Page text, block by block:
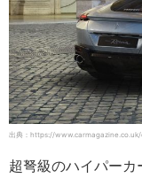
出典：https://
超弩級のハイパー